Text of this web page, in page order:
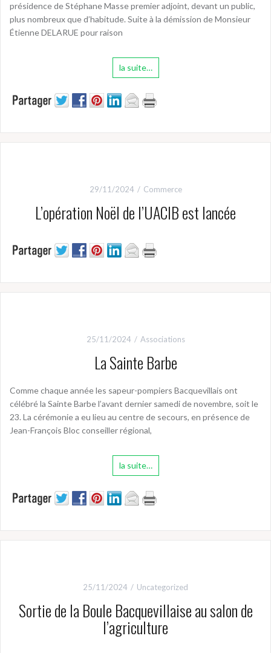
présidence de Stéphane Masse premier adjoint, devant un public,
plus nombreux que d’habitude. Suite à la démission de Monsieur
Étienne DELARUE pour raison
la suite…
29/11/2024 Commerce
L’opération Noël de l’UACIB est lancée
25/11/2024 Associations
La Sainte Barbe
Comme chaque année les sapeur-pompiers Bacquevillais ont
célébré la Sainte Barbe l’avant dernier samedi de novembre, soit le
23. La cérémonie a eu lieu au centre de secours, en présence de
Jean-François Bloc conseiller régional,
la suite…
25/11/2024 Uncategorized
Sortie de la Boule Bacquevillaise au salon de
l’agriculture